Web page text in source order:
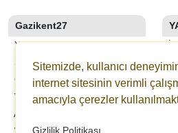
Gazikent27
YAZARLAR
SON DAKİKA
GALERİLER
WEBTV
ANKETLER
Sitemizde, kullanıcı
internet sitesinin verimli
amacıyla çerezler
Gizlilik Politikası